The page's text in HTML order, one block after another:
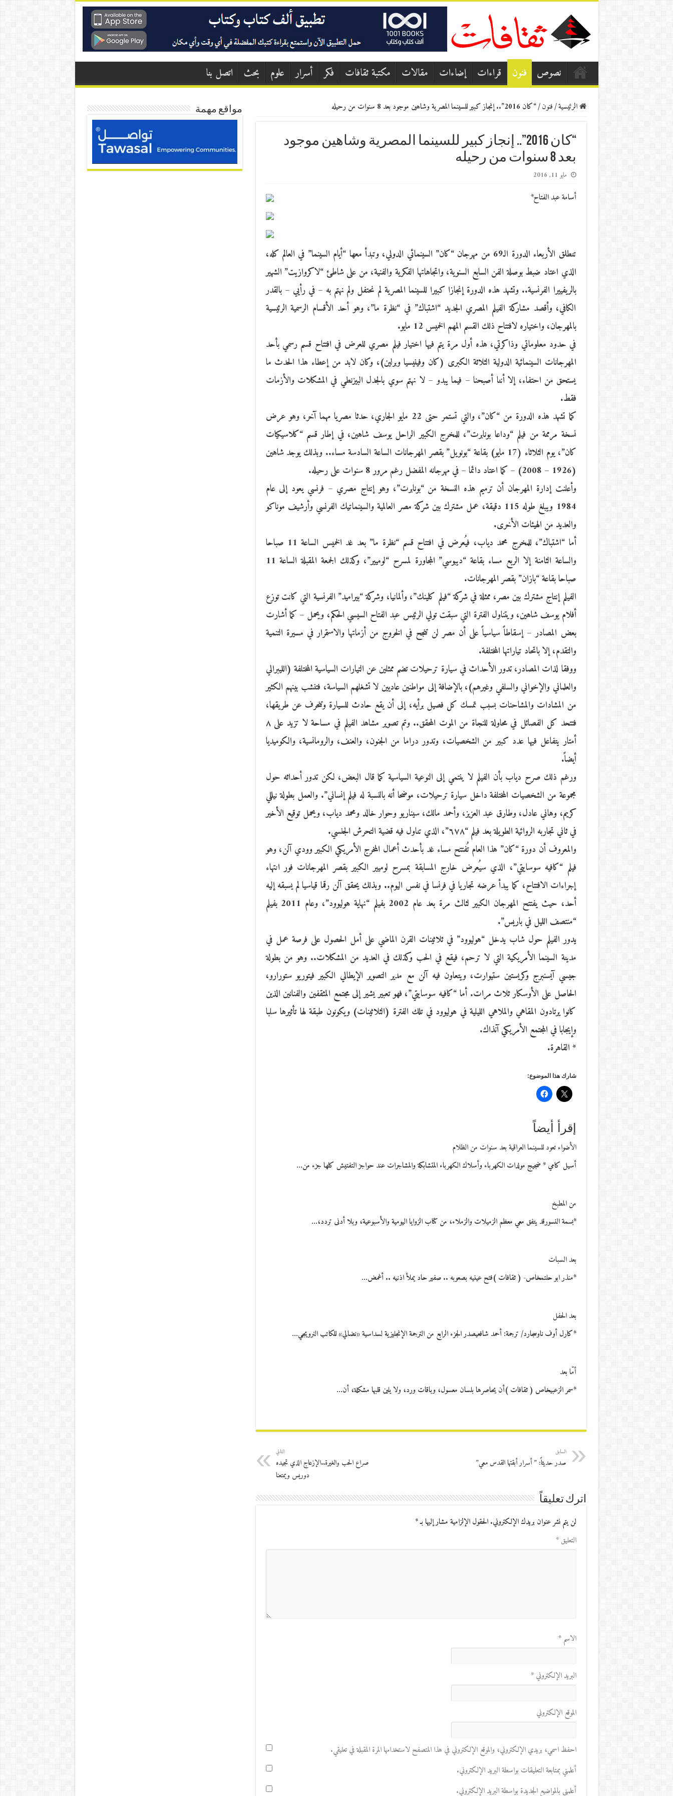
نصوص فنون قراءات إضاءات مقالات مكتبة ثقافات فكر أسرار علوم بحث اتصل بنا
الرئيسية/فنون/“كان 2016”.. إنجاز كبير للسينما المصرية وشاهين موجود بعد 8 سنوات من رحيله
“كان 2016”.. إنجاز كبير للسينما المصرية وشاهين موجود
بعد 8 سنوات من رحيله
مايو 11, 2016
أسامة عبد الفتاح*
تنطلق الأربعاء الدورة الـ69 من مهرجان “كان” السينمائي الدولي، وتبدأ معها “أيام السينما” في العالم كله،
الذي اعتاد ضبط بوصلة الفن السابع السنوية، واتجاهاتها الفكرية والفنية، من على شاطئ “لاكروازيت” الشهير
بالريفييرا الفرنسية.. وتشهد هذه الدورة إنجازا كبيرا للسينما المصرية لم نحتفل ولم نهتم به – في رأيي – بالقدر
الكافي، وأقصد مشاركة الفيلم المصري الجديد “اشتباك” في “نظرة ما”، وهو أحد الأقسام الرسمية الرئيسية
بالمهرجان، واختياره لافتتاح ذلك القسم المهم الخميس 12 مايو.
في حدود معلوماتي وذاكرتي، هذه أول مرة يتم فيها اختيار فيلم مصري للعرض في افتتاح قسم رسمي بأحد
المهرجانات السينمائية الدولية الثلاثة الكبرى (كان وفينيسيا وبرلين)، وكان لابد من إعطاء هذا الحدث ما
يستحق من احتفاء، إلا أننا أصبحنا – فيما يبدو – لا نهتم سوي بالجدل البيزنطي في المشكلات والأزمات
فقط.
كما تشهد هذه الدورة من “كان”، والتي تستمر حتى 22 مايو الجاري، حدثا مصريا مهما آخر، وهو عرض
نسخة مرممة من فيلم “وداعا بونابرت”، للمخرج الكبير الراحل يوسف شاهين، في إطار قسم “كلاسيكيات
كان”، يوم الثلاثاء (17 مايو) بقاعة “بونويل” بقصر المهرجانات الساعة السادسة مساء.. وبذلك يوجد شاهين
(1926 – 2008) – كما اعتاد دائما – في مهرجانه المفضل رغم مرور 8 سنوات على رحيله.
وأعلنت إدارة المهرجان أن ترميم هذه النسخة من “بونابرت”، وهو إنتاج مصري – فرنسي يعود إلى عام
1984 ويبلغ طوله 115 دقيقة، عمل مشترك بين شركة مصر العالمية والسينماتيك الفرنسي وأرشيف موناكو
والعديد من الهيئات الأخرى.
أما “اشتباك”، للمخرج محمد دياب، فيُعرض في افتتاح قسم “نظرة ما” بعد غد الخميس الساعة 11 صباحا
والساعة الثامنة إلا الربع مساء بقاعة “ديبوسي” المجاورة لمسرح “لوميير”، وكذلك الجمعة المقبلة الساعة 11
صباحا بقاعة “بازان” بقصر المهرجانات.
الفيلم إنتاج مشترك بين مصر، ممثلة في شركة “فيلم كلينك”، وألمانيا، وشركة “بيراميد” الفرنسية التي كانت توزع
أفلام يوسف شاهين، ويتناول الفترة التي سبقت تولي الرئيس عبد الفتاح السيسي الحكم، ويحمل – كما أشارت
بعض المصادر – إسقاطاً سياسياً على أن مصر لن تنجح في الخروج من أزماتها والاستمرار في مسيرة التنمية
والتقدم، إلا باتحاد تياراتها المختلفة.
ووفقا لذات المصادر، تدور الأحداث في سيارة ترحيلات تضم ممثلين عن التيارات السياسية المختلفة (الليبرالي
والعلماني والإخواني والسلفي وغيرهم)، بالإضافة إلى مواطنين عاديين لا تشغلهم السياسة، فتنشب بينهم الكثير
من المشادات والمشاحنات بسبب تمسك كل فصيل برأيه، إلى أن يقع حادث للسيارة وتنحرف عن طريقها،
فتتحد كل الفصائل في محاولة للنجاة من الموت المحقق.. وتم تصوير مشاهد الفيلم في مساحة لا تزيد على ٨
أمتار يتفاعل فيها عدد كبير من الشخصيات، وتدور دراما من الجنون، والعنف، والرومانسية، والكوميديا
أيضاً.
ورغم ذلك صرح دياب بأن الفيلم لا ينتمي إلى النوعية السياسية كما قال البعض، لكن تدور أحداثه حول
مجموعة من الشخصيات المختلفة داخل سيارة ترحيلات، موضحا أنه بالنسبة له فيلم إنساني”. والعمل بطولة نيللي
كريم، وهاني عادل، وطارق عبد العزيز، وأحمد مالك، سيناريو وحوار خالد ومحمد دياب، ويحمل توقيع الأخير
في ثاني تجاربه الروائية الطويلة بعد فيلم “٦٧٨”، الذي تناول فيه قضية التحرش الجنسي.
والمعروف أن دورة “كان” هذا العام تُفتتح مساء غد بأحدث أعمال المخرج الأمريكي الكبير وودي آلن، وهو
فيلم “كافيه سوسايتي”، الذي سيُعرض خارج المسابقة بمسرح لوميير الكبير بقصر المهرجانات فور انتهاء
إجراءات الافتتاح، كما يبدأ عرضه تجاريا في فرنسا في نفس اليوم.. وبذلك يحقق آلن رقما قياسيا لم يسبقه إليه
أحد، حيث يفتتح المهرجان الكبير لثالث مرة بعد عام 2002 بفيلم “نهاية هوليوود”، وعام 2011 بفيلم
“منتصف الليل في باريس”.
يدور الفيلم حول شاب يدخل “هوليوود” في ثلاثينات القرن الماضي على أمل الحصول على فرصة عمل في
مدينة السينما الأمريكية التي لا ترحم، فيقع في الحب وكذلك في العديد من المشكلات.. وهو من بطولة
جيسي آيسنبرج وكريستين ستيوارت، ويتعاون فيه آلن مع مدير التصوير الإيطالي الكبير فيتوريو ستورارو،
الحاصل على الأوسكار ثلاث مرات. أما “كافيه سوسايتي”، فهو تعبير يشير إلى مجتمع المثقفين والفنانين الذين
كانوا يرتادون المقاهي والملاهي الليلية في هوليوود في تلك الفترة (الثلاثينات) ويكونون طبقة لها تأثيرها سلبا
وإيجابا في المجتمع الأمريكي آنذاك.
* القاهرة.
شارك هذا الموضوع:
إقرأ أيضاً
الأضواء تعود للسينما العراقية بعد سنوات من الظلام
أسيل كامي * ضجيج مولدات الكهرباء وأسلاك الكهرباء المتشابكة والمشاجرات عند حواجز التفتيش كلها جزء من…
من المطبخ
*بسمة النسورقد يتفق معي معظم الزميلات والزملاء، من كتاب الزوايا اليومية والأسبوعية، وبلا أدنى تردد،…
بعد السبات
*منذر ابو حلتمخاص- ( ثقافات )فتح عينيه بصعوبه .. صفير حاد يملأ اذنيه .. أغمض…
بعد الحفل
*كارل أوف ناوسجارد/ ترجمة: أحمد شافعيصدر الجزء الرابع من الترجمة الإنجليزية لسداسية «نضالي» للكاتب النرويجي…
أمّا بعد
*سمر الزعبيخاص ( ثقافات )أن يحاصرها بلسان معسول، وباقات ورد، ولا يلين قلبها مشكلة، أن…
السابق
صدر حديثاً: ” أسرار أبقتها القدس معي”
التالي
صراع الحب والغيرة..الإزعاج الذي تجيده
دوريس ويمتعنا
اترك تعليقاً
لن يتم نشر عنوان بريدك الإلكتروني. الحقول الإلزامية مشار إليها بـ*
التعليق*
الاسم*
البريد الإلكتروني*
الموقع الإلكتروني
احفظ اسمي، بريدي الإلكتروني، والموقع الإلكتروني في هذا المتصفح لاستخدامها المرة المقبلة في تعليقي.
أعلمني بمتابعة التعليقات بواسطة البريد الإلكتروني.
أعلمني بالمواضيع الجديدة بواسطة البريد الإلكتروني.
مواقع مهمة